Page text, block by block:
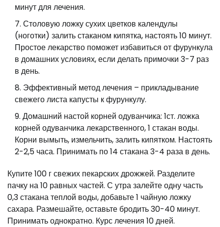
минут для лечения.
Столовую ложку сухих цветков календулы
(ноготки) залить стаканом кипятка, настоять 10 минут.
Простое лекарство поможет избавиться от фурункула
в домашних условиях, если делать примочки 3-7 раз
в день.
Эффективный метод лечения – прикладывание
свежего листа капусты к фурункулу.
Домашний настой корней одуванчика: 1ст. ложка
корней одуванчика лекарственного, 1 стакан воды.
Корни вымыть, измельчить, залить кипятком. Настоять
2-2,5 часа. Принимать по 14 стакана 3-4 раза в день.
Купите 100 г свежих пекарских дрожжей. Разделите
пачку на 10 равных частей. С утра залейте одну часть
0,3 стакана теплой воды, добавьте 1 чайную ложку
сахара. Размешайте, оставьте бродить 30-40 минут.
Принимать однократно. Курс лечения 10 дней.